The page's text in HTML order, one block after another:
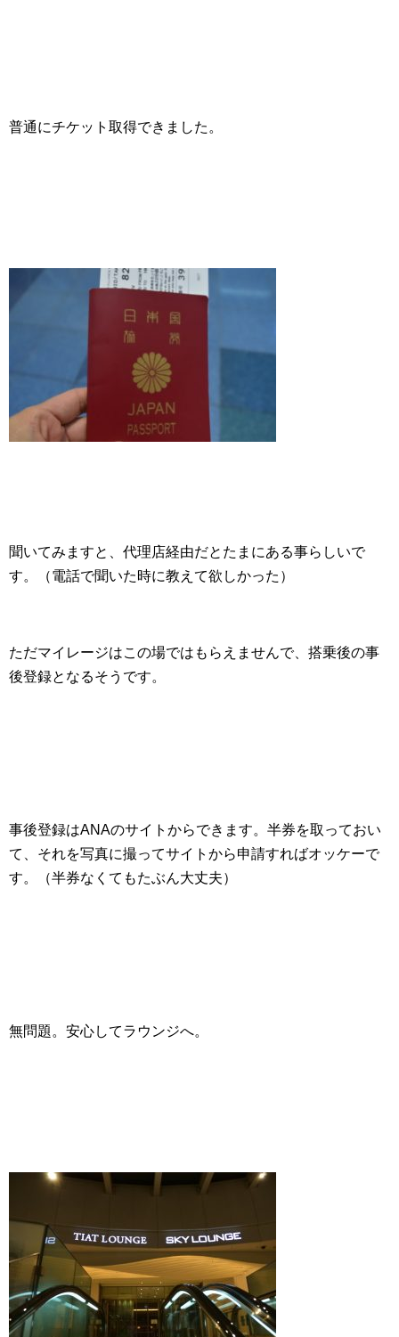
普通にチケット取得できました。
聞いてみますと、代理店経由だとたまにある事らしいで
す。（電話で聞いた時に教えて欲しかった）
ただマイレージはこの場ではもらえませんで、搭乗後の事
後登録となるそうです。
事後登録はANAのサイトからできます。半券を取っておい
て、それを写真に撮ってサイトから申請すればオッケーで
す。（半券なくてもたぶん大丈夫）
無問題。安心してラウンジへ。